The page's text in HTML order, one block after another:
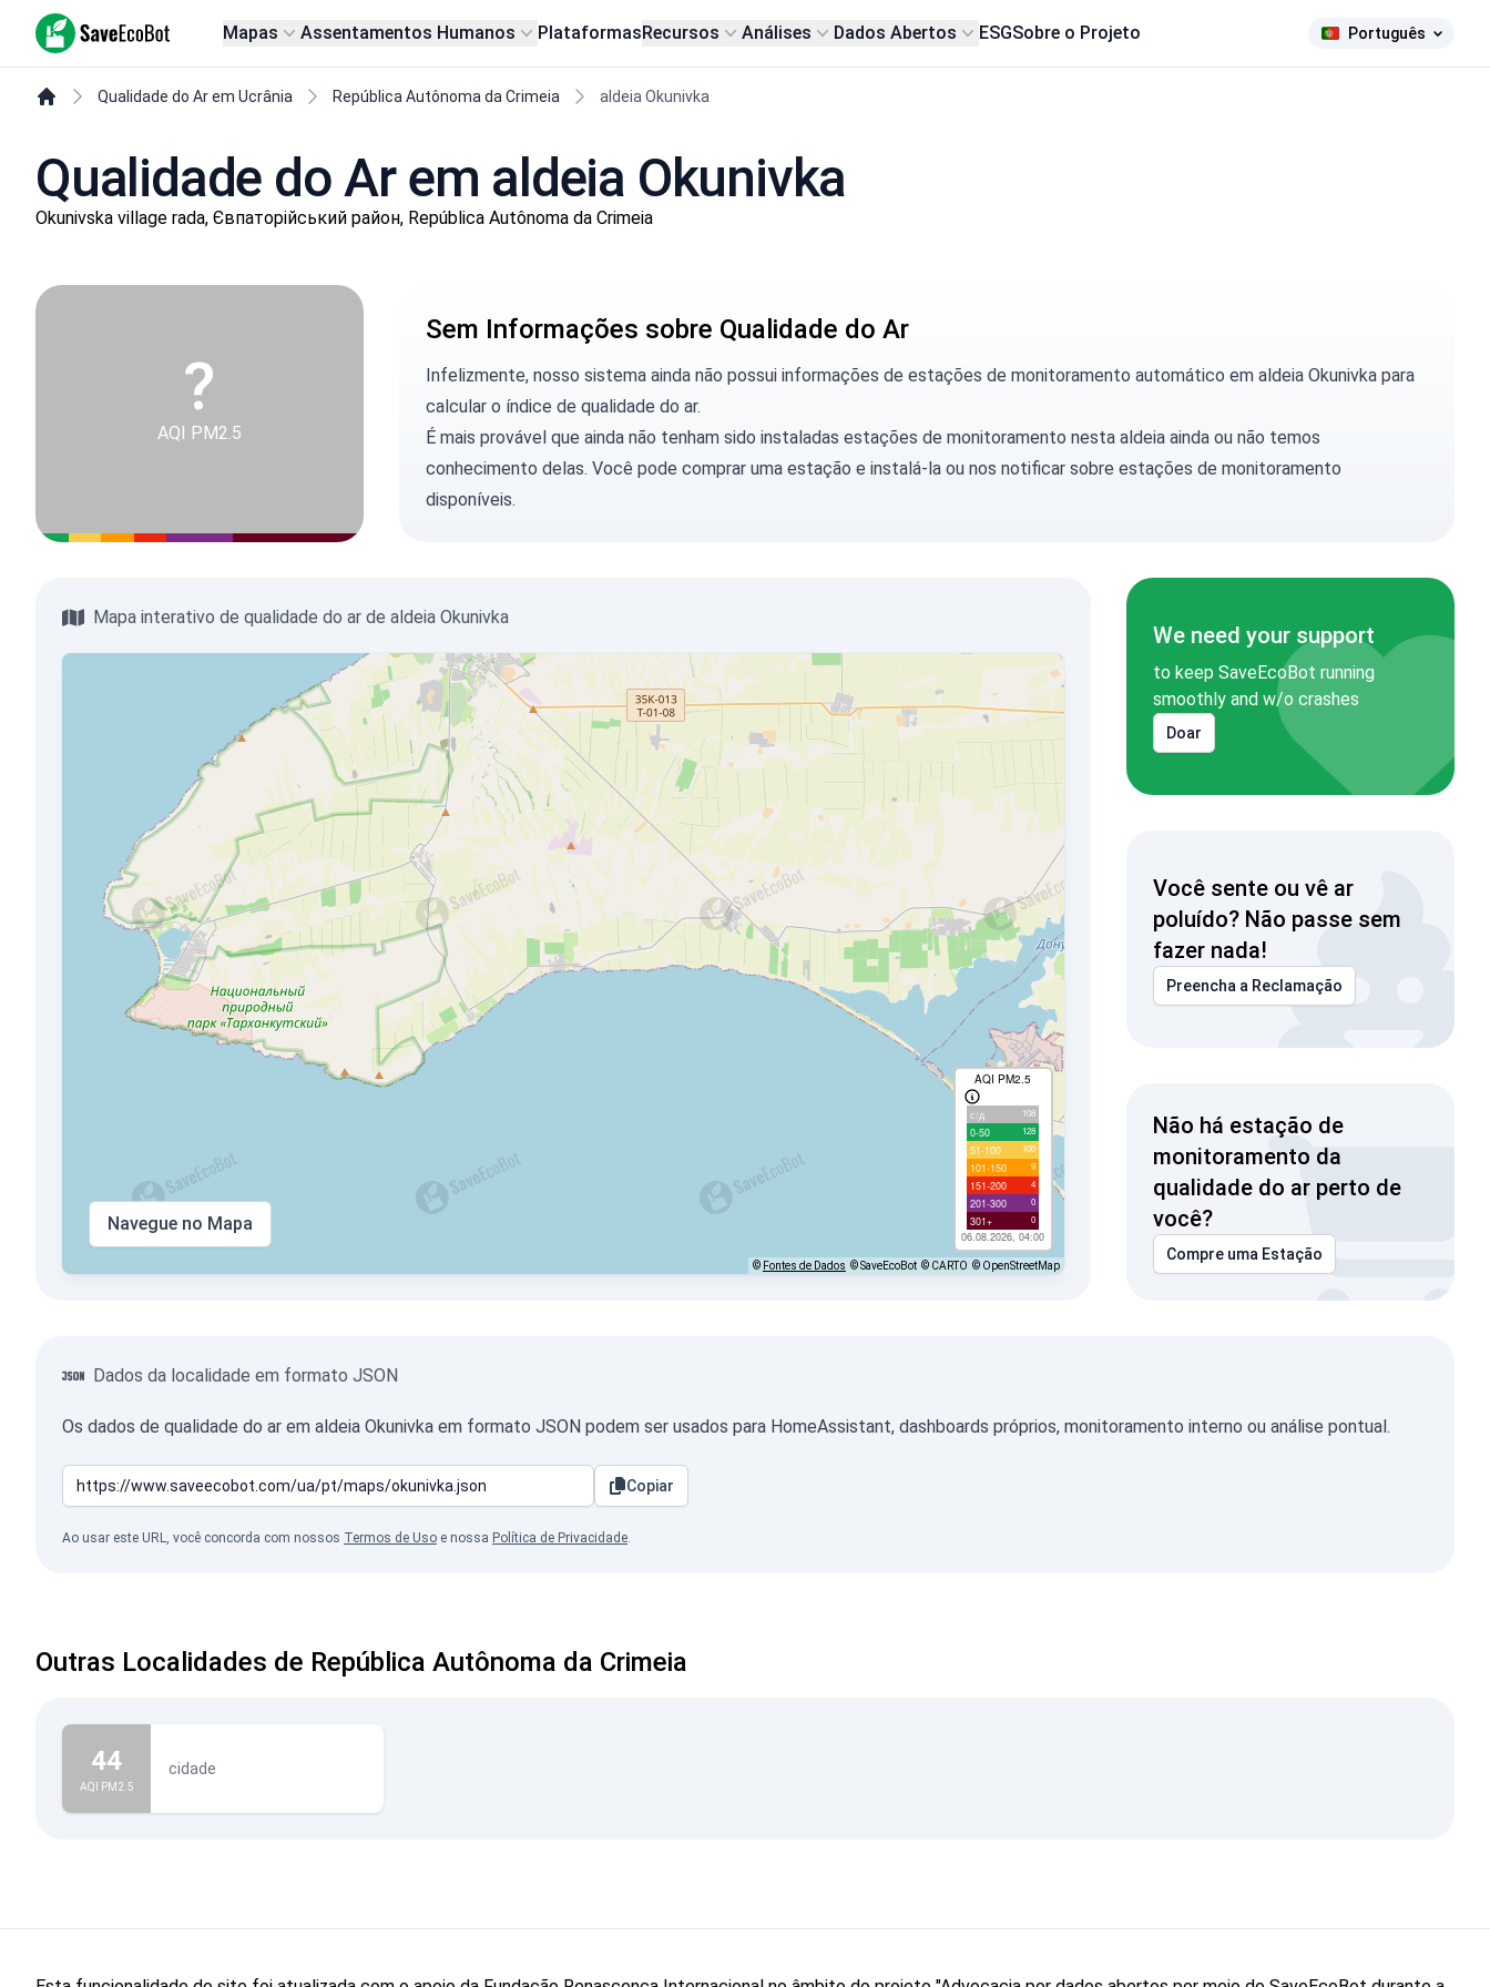
SaveEcoBot Mapas Assentamentos Humanos PlataformasRecursos Análises Dados Abertos ESGSobre o Projeto Português
Qualidade do Ar em Ucrânia República Autônoma da Crimeia aldeia Okunivka
Qualidade do Ar em aldeia Okunivka
Okunivska village rada, Євпаторійський район, República Autônoma da Crimeia
?
AQI PM2.5
Sem Informações sobre Qualidade do Ar
Infelizmente, nosso sistema ainda não possui informações de estações de monitoramento automático em aldeia Okunivka para
calcular o índice de qualidade do ar.
É mais provável que ainda não tenham sido instaladas estações de monitoramento nesta aldeia ainda ou não temos
conhecimento delas. Você pode comprar uma estação e instalá-la ou nos notificarsobre estações de monitoramento
disponíveis.
Mapa interativo de qualidade do ar de aldeia Okunivka
AQI PM2.5
с/д 108
0-50 128
51-100 100
101-150 9
151-200 4
201-300 0
301+ 0
06.08.2026, 04:00
Navegue no Mapa
© Fontes de Dados © SaveEcoBot © CARTO © OpenStreetMap
We need your support
to keep SaveEcoBot running
smoothly and w/o crashes
Doar
Você sente ou vê ar
poluído? Não passe sem
fazer nada!
Preencha a Reclamação
Não há estação de
monitoramento da
qualidade do ar perto de
você?
Compre uma Estação
Dados da localidade em formato JSON
Os dados de qualidade do ar em aldeia Okunivka em formato JSON podem ser usados para HomeAssistant, dashboards próprios, monitoramento interno ou análise pontual.
Copiar
Ao usar este URL, você concorda com nossos Termos de Uso e nossa Política de Privacidade.
Outras Localidades de República Autônoma da Crimeia
44
AQI PM2.5
cidade